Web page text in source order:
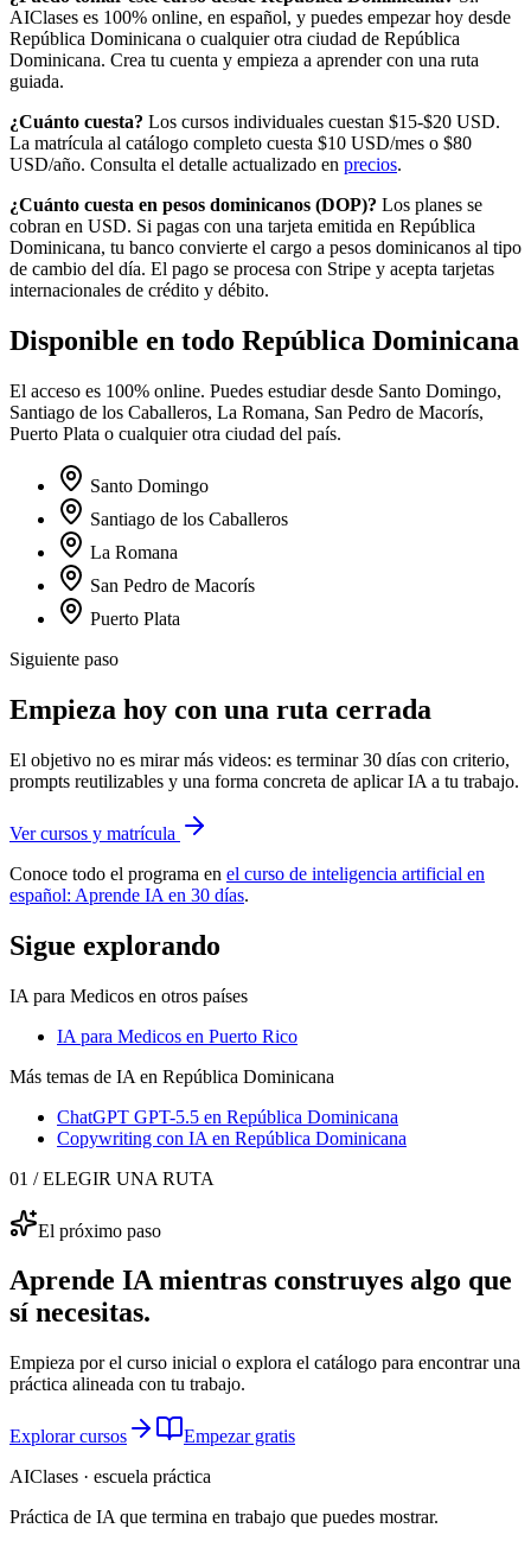
AIClases es 100% online, en español, y puedes empezar hoy desde
República Dominicana o cualquier otra ciudad de República
Dominicana. Crea tu cuenta y empieza a aprender con una ruta
guiada.
¿Cuánto cuesta? Los cursos individuales cuestan $15-$20 USD.
La matrícula al catálogo completo cuesta $10 USD/mes o $80
USD/año. Consulta el detalle actualizado en precios.
¿Cuánto cuesta en pesos dominicanos (DOP)? Los planes se
cobran en USD. Si pagas con una tarjeta emitida en República
Dominicana, tu banco convierte el cargo a pesos dominicanos al tipo
de cambio del día. El pago se procesa con Stripe y acepta tarjetas
internacionales de crédito y débito.
Disponible en todo República Dominicana
El acceso es 100% online. Puedes estudiar desde Santo Domingo,
Santiago de los Caballeros, La Romana, San Pedro de Macorís,
Puerto Plata o cualquier otra ciudad del país.
Santo Domingo
Santiago de los Caballeros
La Romana
San Pedro de Macorís
Puerto Plata
Siguiente paso
Empieza hoy con una ruta cerrada
El objetivo no es mirar más videos: es terminar 30 días con criterio,
prompts reutilizables y una forma concreta de aplicar IA a tu trabajo.
Ver cursos y matrícula
Conoce todo el programa en el curso de inteligencia artificial en
español: Aprende IA en 30 días.
Sigue explorando
IA para Medicos en otros países
IA para Medicos en Puerto Rico
Más temas de IA en República Dominicana
ChatGPT GPT-5.5 en República Dominicana
Copywriting con IA en República Dominicana
01 / ELEGIR UNA RUTA
El próximo paso
Aprende IA mientras construyes algo que
sí necesitas.
Empieza por el curso inicial o explora el catálogo para encontrar una
práctica alineada con tu trabajo.
Explorar cursos
Empezar gratis
AIClases · escuela práctica
Práctica de IA que termina en trabajo que puedes mostrar.